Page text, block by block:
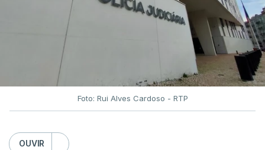
Foto: Rui Alves Cardoso - RTP
OUVIR